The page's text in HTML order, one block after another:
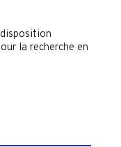
la recherche en